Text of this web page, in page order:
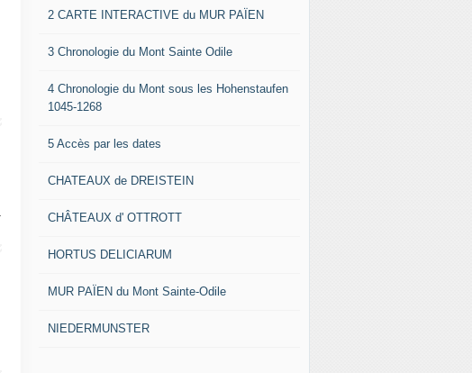
2 CARTE INTERACTIVE du MUR PAÏEN
3 Chronologie du Mont Sainte Odile
4 Chronologie du Mont sous les Hohenstaufen
1045-1268
5 Accès par les dates
CHATEAUX de DREISTEIN
CHÂTEAUX d' OTTROTT
HORTUS DELICIARUM
MUR PAÏEN du Mont Sainte-Odile
NIEDERMUNSTER